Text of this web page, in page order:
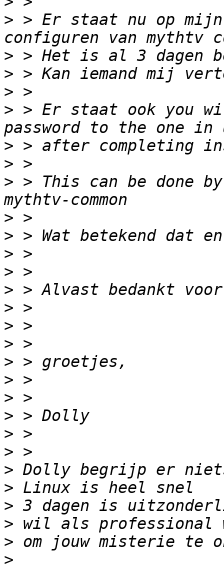
> > Er staat nu op mijn
>
>
>
> > Er staat ook you
>
>
> > This can be done
>
>
>
>
>
>
>
>
>
>
>
>
>
>
>
>
>
>
>
>